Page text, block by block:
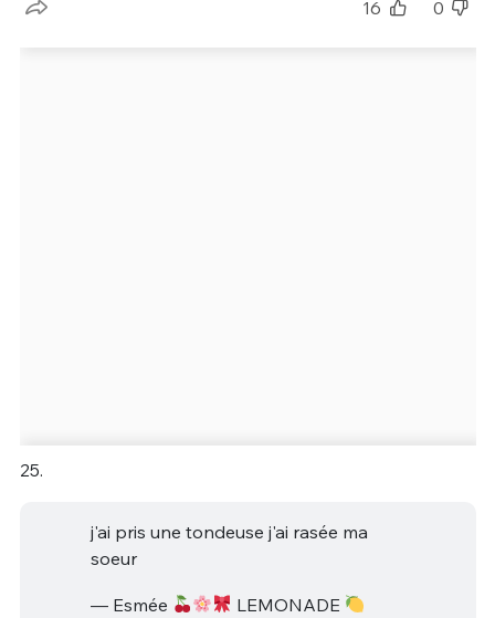
16 0
25.
j'ai pris une tondeuse j'ai rasée ma
soeur
— Esmée
LEMONADE